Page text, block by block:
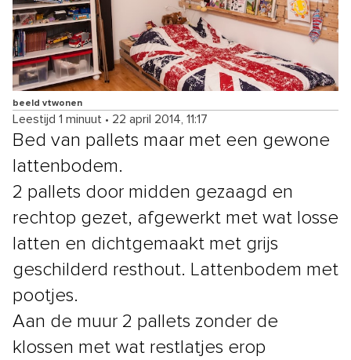
beeld vtwonen
Leestijd 1 minuut • 22 april 2014, 11:17
Bed van pallets maar met een gewone
lattenbodem.
2 pallets door midden gezaagd en
rechtop gezet, afgewerkt met wat losse
latten en dichtgemaakt met grijs
geschilderd resthout. Lattenbodem met
pootjes.
Aan de muur 2 pallets zonder de
klossen met wat restlatjes erop